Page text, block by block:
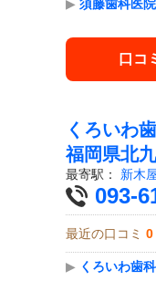
▶ 須藤歯科医
口コ
くろいわ
福岡県北
最寄駅： 新木
093-
最近の口コミ 0
▶ くろいわ歯